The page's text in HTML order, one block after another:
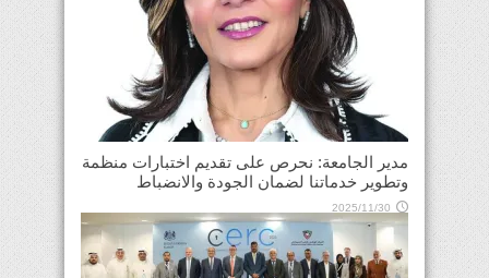
مدير الجامعة: نحرص على تقديم اختبارات منظمة
وتطوير خدماتنا لضمان الجودة والانضباط
2025/11/30